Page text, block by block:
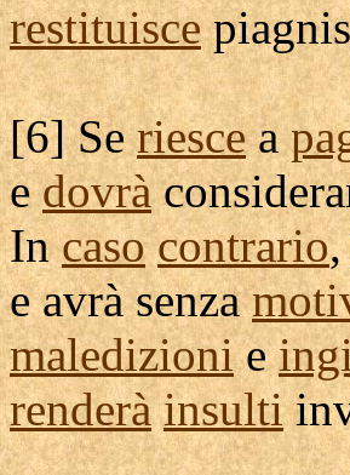
restituisce
[6] Seriescea
edovrà
Incaso contrario
e avrà senza
maledizionie
renderà insulti